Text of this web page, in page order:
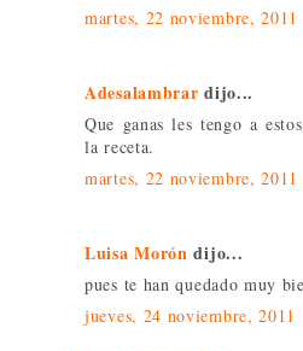
martes, 22 noviembre, 2011
Adesalambrar dijo...
Que ganas les tengo a
la receta.
martes, 22 noviembre, 2011
Luisa Morón dijo...
pues te han quedado muy
jueves, 24 noviembre, 2011